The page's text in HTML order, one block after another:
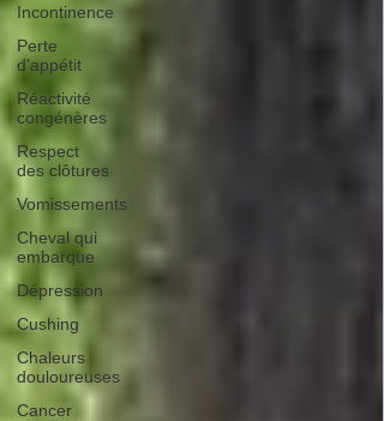
Incontinence
Perte
d'appétit
Réactivité
congénères
Respect
des clôtures
Vomissements
Cheval qui
embarque
Dépression
Cushing
Chaleurs
douloureuses
Cancer